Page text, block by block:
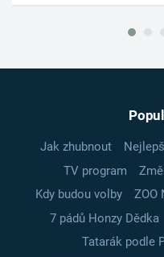
Jak zhubnout
TV program
Kdy budou volby
ZOO
7 pádů Honzy Dědka
Tatarák podle